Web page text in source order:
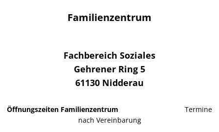
Familienzentrum
Fachbereich Soziales
Gehrener Ring 5
61130 Nidderau
Öffnungszeiten Familienzentrum Termine
nach Vereinbarung